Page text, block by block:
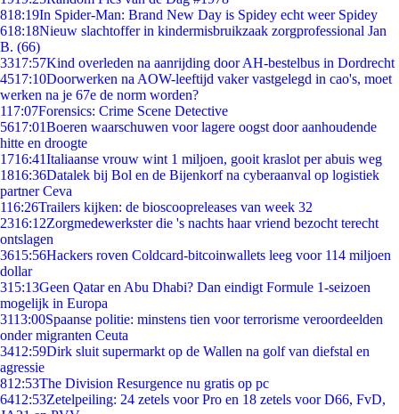
818:19In Spider-Man: Brand New Day is Spidey echt weer Spidey
618:18Nieuw slachtoffer in kindermisbruikzaak zorgprofessional Jan
B. (66)
3317:57Kind overleden na aanrijding door AH-bestelbus in Dordrecht
4517:10Doorwerken na AOW-leeftijd vaker vastgelegd in cao's, moet
werken na je 67e de norm worden?
117:07Forensics: Crime Scene Detective
5617:01Boeren waarschuwen voor lagere oogst door aanhoudende
hitte en droogte
1716:41Italiaanse vrouw wint 1 miljoen, gooit kraslot per abuis weg
1816:36Datalek bij Bol en de Bijenkorf na cyberaanval op logistiek
partner Ceva
116:26Trailers kijken: de bioscoopreleases van week 32
2316:12Zorgmedewerkster die 's nachts haar vriend bezocht terecht
ontslagen
3615:56Hackers roven Coldcard-bitcoinwallets leeg voor 114 miljoen
dollar
315:13Geen Qatar en Abu Dhabi? Dan eindigt Formule 1-seizoen
mogelijk in Europa
3113:00Spaanse politie: minstens tien voor terrorisme veroordeelden
onder migranten Ceuta
3412:59Dirk sluit supermarkt op de Wallen na golf van diefstal en
agressie
812:53The Division Resurgence nu gratis op pc
6412:53Zetelpeiling: 24 zetels voor Pro en 18 zetels voor D66, FvD,